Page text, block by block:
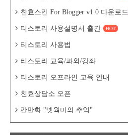
친효스킨 For Blogger v1.0 다운로드
티스토리 사용설명서 출간 HOT
티스토리 사용법
티스토리 교육/과외/강좌
티스토리 오프라인 교육 안내
친효상담소 오픈
칸만화 "넷웍마의 추억"